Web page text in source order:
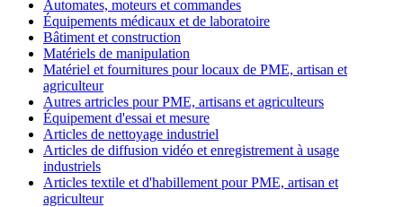
Automates, moteurs et commandes
Équipements médicaux et de laboratoire
Bâtiment et construction
Matériels de manipulation
Matériel et fournitures pour locaux de PME, artisan et
agriculteur
Autres artricles pour PME, artisans et agriculteurs
Équipement d'essai et mesure
Articles de nettoyage industriel
Articles de diffusion vidéo et enregistrement à usage
industriels
Articles textile et d'habillement pour PME, artisan et
agriculteur